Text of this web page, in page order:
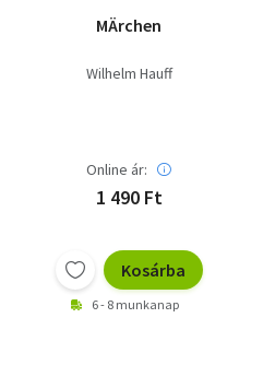
MÄrchen
Wilhelm Hauff
Online ár:
1 490 Ft
Kosárba
6 - 8 munkanap